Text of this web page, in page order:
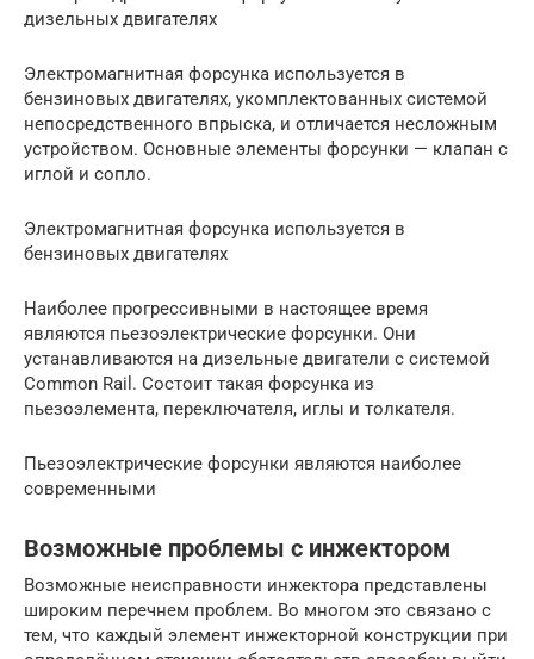
дизельных двигателях
Электромагнитная форсунка используется в
бензиновых двигателях, укомплектованных системой
непосредственного впрыска, и отличается несложным
устройством. Основные элементы форсунки — клапан с
иглой и сопло.
Электромагнитная форсунка используется в
бензиновых двигателях
Наиболее прогрессивными в настоящее время
являются пьезоэлектрические форсунки. Они
устанавливаются на дизельные двигатели с системой
Common Rail. Состоит такая форсунка из
пьезоэлемента, переключателя, иглы и толкателя.
Пьезоэлектрические форсунки являются наиболее
современными
Возможные проблемы с инжектором
Возможные неисправности инжектора представлены
широким перечнем проблем. Во многом это связано с
тем, что каждый элемент инжекторной конструкции при